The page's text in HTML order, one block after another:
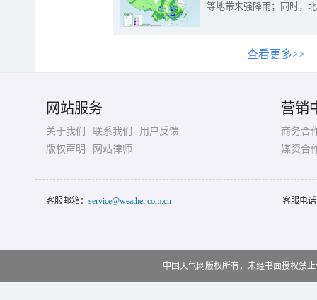
等地带来强降雨；同时，
查看更多>>
网站服务
关于我们 联系我们
用户反馈
版权声明
网站律师
营销
商务合
媒资合
客服邮箱： service@weather.com.cn 客服电
中国天气网版权所有，未经书面授权